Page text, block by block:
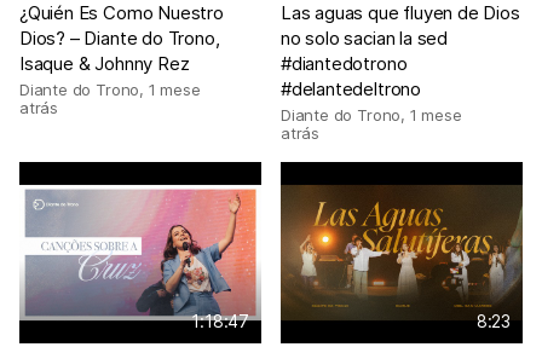
¿Quién Es Como Nuestro
Dios? – Diante do Trono,
Isaque & Johnny Rez
Diante do Trono, 1 mese
atrás
Las aguas que fluyen de Dios
no solo sacian la sed
#diantedotrono
#delantedeltrono
Diante do Trono, 1 mese
atrás
1:18:47 8:23